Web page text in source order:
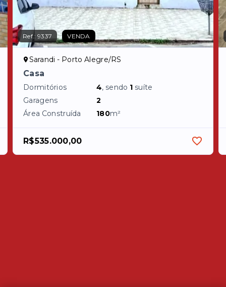
Ref.:9337 VENDA
Sarandi - Porto Alegre/RS
Casa
Dormitórios 4, sendo 1 suíte
Garagens
2
Área Construída
180m²
R$535.000,00